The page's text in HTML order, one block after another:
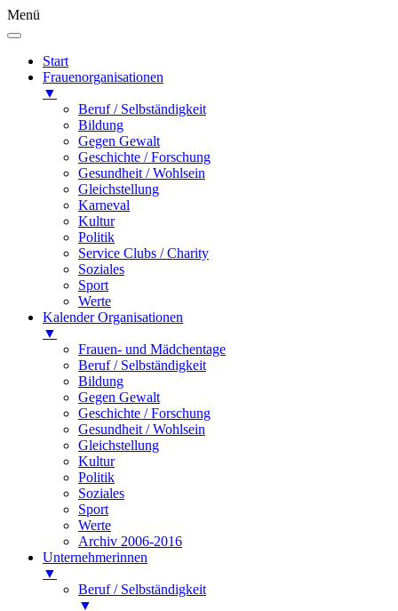
Menü
Start
Frauenorganisationen
▼
Beruf / Selbständigkeit
Bildung
Gegen Gewalt
Geschichte / Forschung
Gesundheit / Wohlsein
Gleichstellung
Karneval
Kultur
Politik
Service Clubs / Charity
Soziales
Sport
Werte
Kalender Organisationen
▼
Frauen- und Mädchentage
Beruf / Selbständigkeit
Bildung
Gegen Gewalt
Geschichte / Forschung
Gesundheit / Wohlsein
Gleichstellung
Kultur
Politik
Soziales
Sport
Werte
Archiv 2006-2016
Unternehmerinnen
▼
Beruf / Selbständigkeit
▼